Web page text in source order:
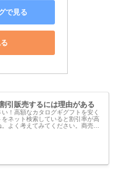
で見る
引販売するには理由がある
！高額なカタログギグフトを安く
ネット検索していると割引率が高
よく考えてみてください。商売で